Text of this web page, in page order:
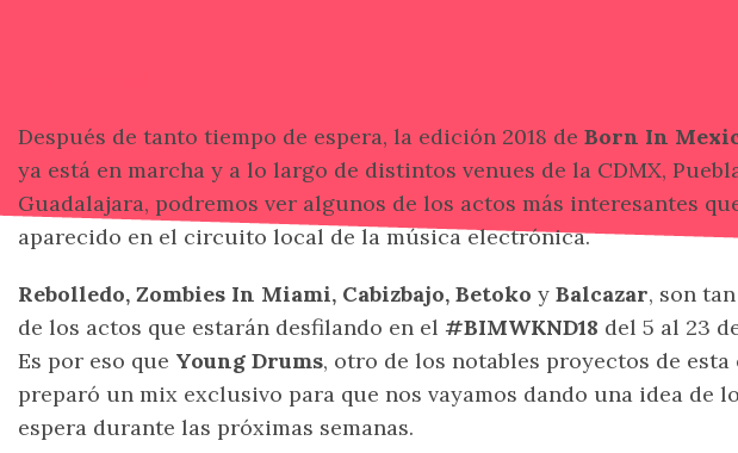
Después de tanto tiempo de espera, la edición 2018 de Born In
ya está en marcha y a lo largo de distintos venues de la CDMX,
Guadalajara, podremos ver algunos de los actos más interesantes
aparecido en el circuito local de la música electrónica.
Rebolledo, Zombies In Miami, Cabizbajo, Betoko y Balcazar, son
de los actos que estarán desfilando en el #BIMWKND18 del 5 al 23
Es por eso que Young Drums, otro de los notables proyectos de esta
preparó un mix exclusivo para que nos vayamos dando una idea de
espera durante las próximas semanas.